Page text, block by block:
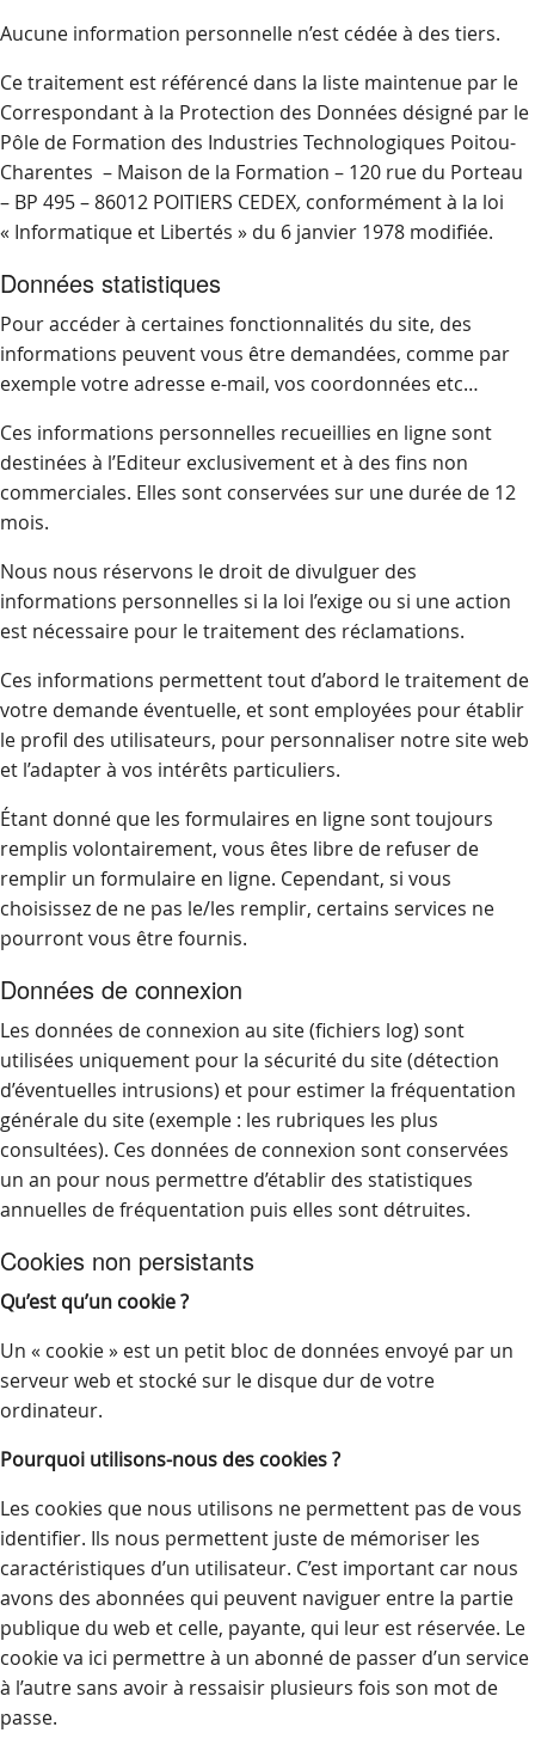
Aucune information personnelle n’est cédée à des tiers.
Ce traitement est référencé dans la liste maintenue par le
Correspondant à la Protection des Données désigné par le
Pôle de Formation des Industries Technologiques Poitou-
Charentes – Maison de la Formation – 120 rue du Porteau
– BP 495 – 86012 POITIERS CEDEX, conformément à la loi
« Informatique et Libertés » du 6 janvier 1978 modifiée.
Données statistiques
Pour accéder à certaines fonctionnalités du site, des
informations peuvent vous être demandées, comme par
exemple votre adresse e-mail, vos coordonnées etc…
Ces informations personnelles recueillies en ligne sont
destinées à l’Editeur exclusivement et à des fins non
commerciales. Elles sont conservées sur une durée de 12
mois.
Nous nous réservons le droit de divulguer des
informations personnelles si la loi l’exige ou si une action
est nécessaire pour le traitement des réclamations.
Ces informations permettent tout d’abord le traitement de
votre demande éventuelle, et sont employées pour établir
le profil des utilisateurs, pour personnaliser notre site web
et l’adapter à vos intérêts particuliers.
Étant donné que les formulaires en ligne sont toujours
remplis volontairement, vous êtes libre de refuser de
remplir un formulaire en ligne. Cependant, si vous
choisissez de ne pas le/les remplir, certains services ne
pourront vous être fournis.
Données de connexion
Les données de connexion au site (fichiers log) sont
utilisées uniquement pour la sécurité du site (détection
d’éventuelles intrusions) et pour estimer la fréquentation
générale du site (exemple : les rubriques les plus
consultées). Ces données de connexion sont conservées
un an pour nous permettre d’établir des statistiques
annuelles de fréquentation puis elles sont détruites.
Cookies non persistants
Qu’est qu’un cookie ?
Un « cookie » est un petit bloc de données envoyé par un
serveur web et stocké sur le disque dur de votre
ordinateur.
Pourquoi utilisons-nous des cookies ?
Les cookies que nous utilisons ne permettent pas de vous
identifier. Ils nous permettent juste de mémoriser les
caractéristiques d’un utilisateur. C’est important car nous
avons des abonnées qui peuvent naviguer entre la partie
publique du web et celle, payante, qui leur est réservée. Le
cookie va ici permettre à un abonné de passer d’un service
à l’autre sans avoir à ressaisir plusieurs fois son mot de
passe.